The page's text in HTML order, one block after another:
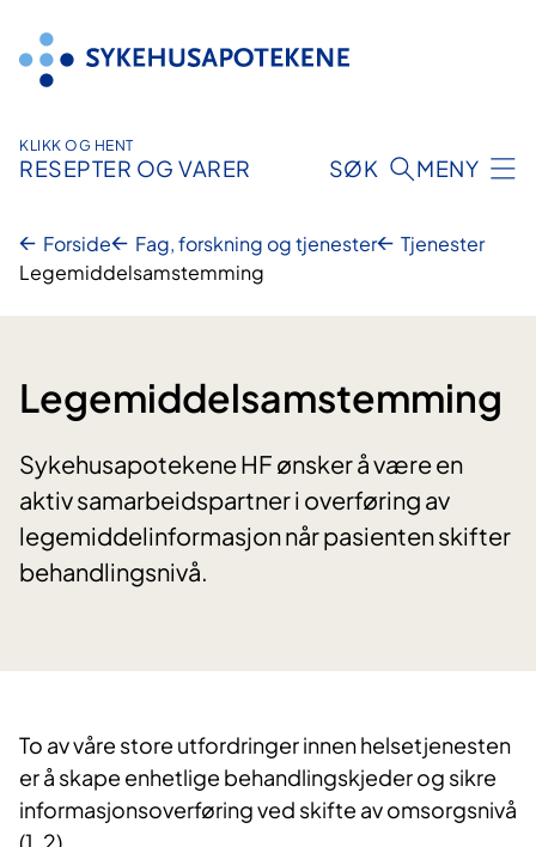
innhold
KLIKK OG HENT
RESEPTER OG VARER SØK MENY
Forside Fag, forskning og tjenester
Tjenester
Legemiddelsamstemming
Legemiddelsamstemming
Sykehusapotekene HF ønsker å være en
aktiv samarbeidspartner i overføring av
legemiddelinformasjon når pasienten skifter
behandlingsnivå.
To av våre store utfordringer innen helsetjenesten
er å skape enhetlige behandlingskjeder og sikre
informasjonsoverføring ved skifte av omsorgsnivå